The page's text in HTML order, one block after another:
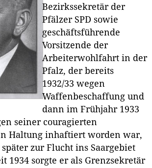
Bezirkssekretär der
Pfälzer SPD sowie
geschäftsführende
Vorsitzende der
Arbeiterwohlfahrt in der
Pfalz, der bereits
1932/33 wegen
Waffenbeschaffung und
dann im Frühjahr 1933
seiner couragierten
Haltung inhaftiert worden war,
zur Flucht ins Saargebiet
1934 sorgte er als Grenzsekretär